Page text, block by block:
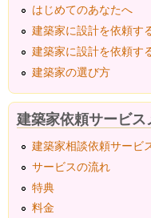
はじめてのあなたへ
建築家に設計を依頼す
建築家に設計を依頼す
建築家の選び方
建築家依頼サービス
建築家相談依頼サービ
サービスの流れ
特典
料金